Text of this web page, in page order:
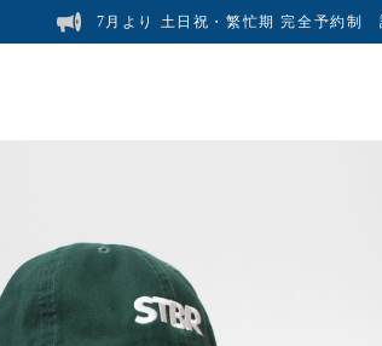
7月より 土日祝・繁忙期 完全予約制